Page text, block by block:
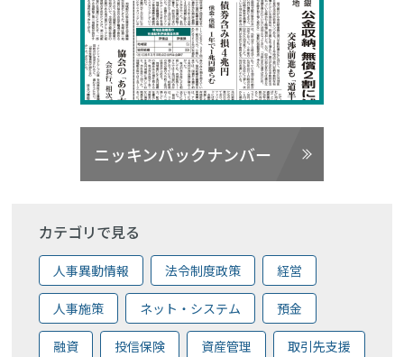
ニッキンバックナンバー
カテゴリで見る
人事異動情報 法令制度政策 経営
人事施策 ネット・システム 預金
融資 投信保険 資産管理 取引先支援